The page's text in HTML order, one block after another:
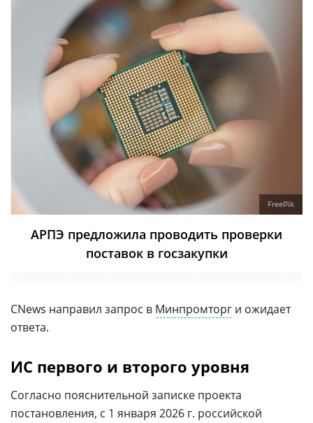
FreePik
АРПЭ предложила проводить проверки
поставок в госзакупки
CNews направил запрос в Минпромторг и ожидает
ответа.
ИС первого и второго уровня
Согласно пояснительной записке проекта
постановления, с 1 января 2026 г. российской